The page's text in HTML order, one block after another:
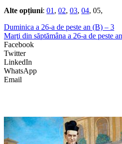
Alte opțiuni: 01 , 02, 03, 04, 05,
Duminica a 26-a de peste an (B) – 3
Marţi din săptămâna a 26-a de peste
Facebook
Twitter
LinkedIn
WhatsApp
Email